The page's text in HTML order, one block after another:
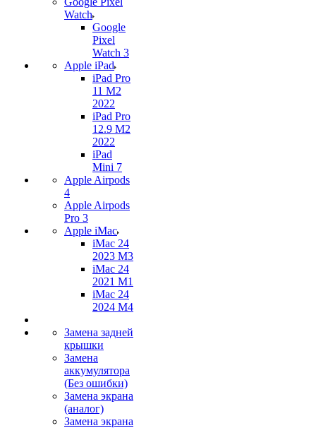
Watch
Google
Pixel
Watch 3
Apple iPad
iPad Pro
11 M2
2022
iPad Pro
12.9 M2
2022
iPad
Mini 7
Apple Airpods
4
Apple Airpods
Pro 3
Apple iMac
iMac 24
2023 M3
iMac 24
2021 M1
iMac 24
2024 M4
Замена задней
крышки
Замена
аккумулятора
(Без ошибки)
Замена экрана
(аналог)
Замена экрана